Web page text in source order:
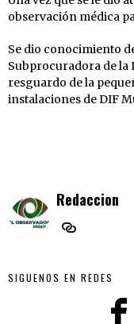
observación médica
Se dio conocimiento
Subprocuradora de la
resguardo de la
instalaciones de DIF
Redaccion
SIGUENOS EN REDES